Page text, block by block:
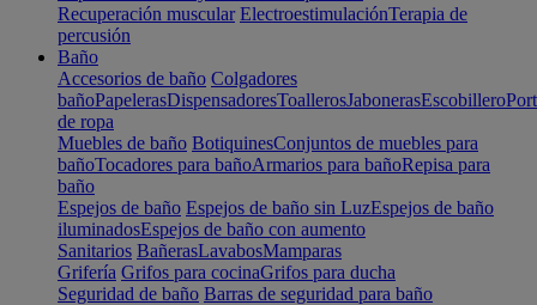
Recuperación muscular ElectroestimulaciónTerapia de
percusión
Baño
Accesorios de baño Colgadores
bañoPapelerasDispensadoresToallerosJabonerasEscobillero
de ropa
Muebles de baño BotiquinesConjuntos de muebles para
bañoTocadores para bañoArmarios para bañoRepisa para
baño
Espejos de baño Espejos de baño sin LuzEspejos de baño
iluminadosEspejos de baño con aumento
Sanitarios BañerasLavabosMamparas
Grifería Grifos para cocinaGrifos para ducha
Seguridad de baño Barras de seguridad para baño